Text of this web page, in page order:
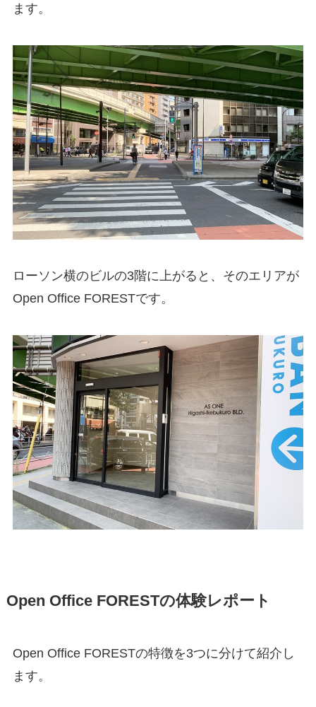
ます。
ローソン横のビルの3階に上がると、そのエリアが
Open Office FORESTです。
Open Office FORESTの体験レポート
Open Office FORESTの特徴を3つに分けて紹介し
ます。